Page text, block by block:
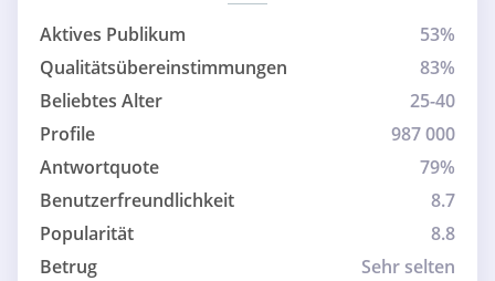
Aktives Publikum
53%
Qualitätsübereinstimmungen
83%
Beliebtes Alter
25-40
Profile
987 000
Antwortquote
79%
Benutzerfreundlichkeit
8.7
Popularität
8.8
Betrug
Sehr selten